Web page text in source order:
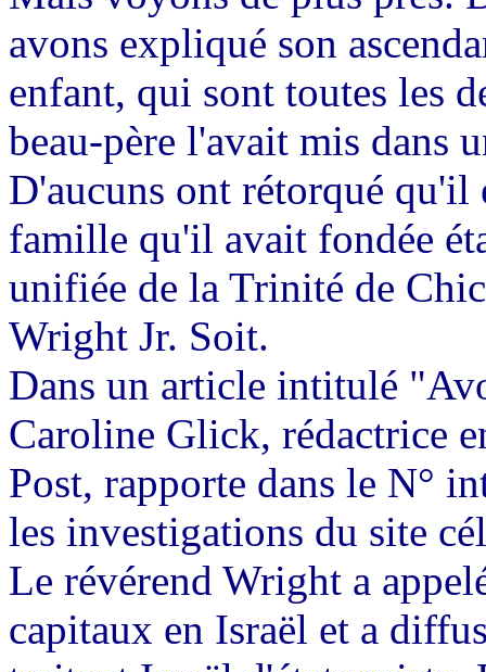
avons expliqué son
enfant, qui sont toutes les
beau-père l'avait mis dans
D'aucuns ont rétorqué qu'il
famille qu'il avait fondée
unifiée de la Trinité de
Wright Jr. Soit.
Dans un article intitulé
Caroline Glick, rédactrice
Post, rapporte dans le N°
les investigations du site
Le révérend Wright a
capitaux en Israël et a